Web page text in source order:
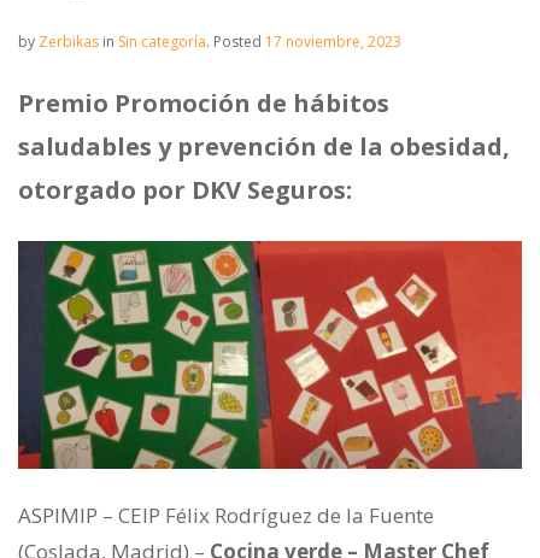
by Zerbikas in Sin categoría. Posted 17 noviembre, 2023
Premio Promoción de hábitos
saludables y prevención de la obesidad,
otorgado por DKV Seguros:
ASPIMIP – CEIP Félix Rodríguez de la Fuente
(Coslada, Madrid) – Cocina verde – Master Chef